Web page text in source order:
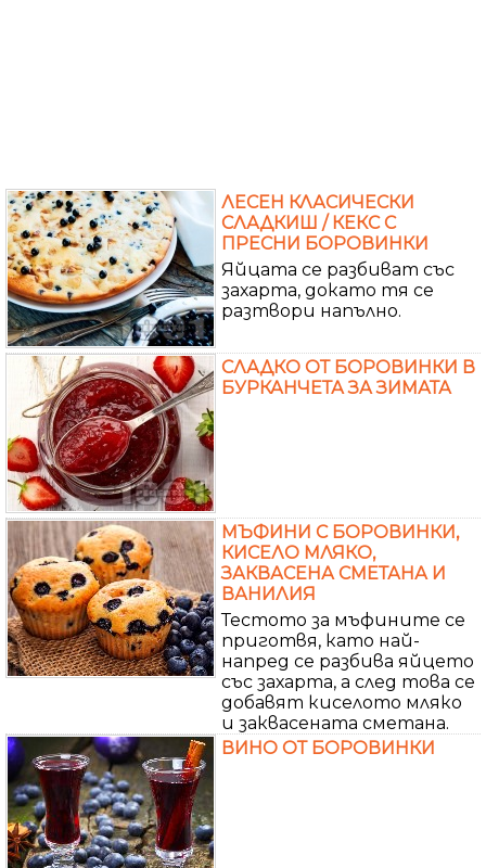
ЛЕСЕН КЛАСИЧЕСКИ
СЛАДКИШ / КЕКС С
ПРЕСНИ БОРОВИНКИ
Яйцата се разбиват със
захарта, докато тя се
разтвори напълно.
СЛАДКО ОТ БОРОВИНКИ В
БУРКАНЧЕТА ЗА ЗИМАТА
МЪФИНИ С БОРОВИНКИ,
КИСЕЛО МЛЯКО,
ЗАКВАСЕНА СМЕТАНА И
ВАНИЛИЯ
Тестото за мъфините се
приготвя, като най-
напред се разбива яйцето
със захарта, а след това се
добавят киселото мляко
и заквасената сметана.
ВИНО ОТ БОРОВИНКИ